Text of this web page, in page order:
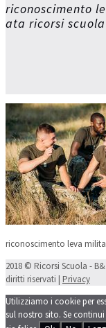
riconoscimento
ata ricorsi scuola
riconoscimento leva
2018 © Ricorsi Scuola -
diritti riservati | Privacy
Utilizziamo i cookie per
sul nostro sito. Se